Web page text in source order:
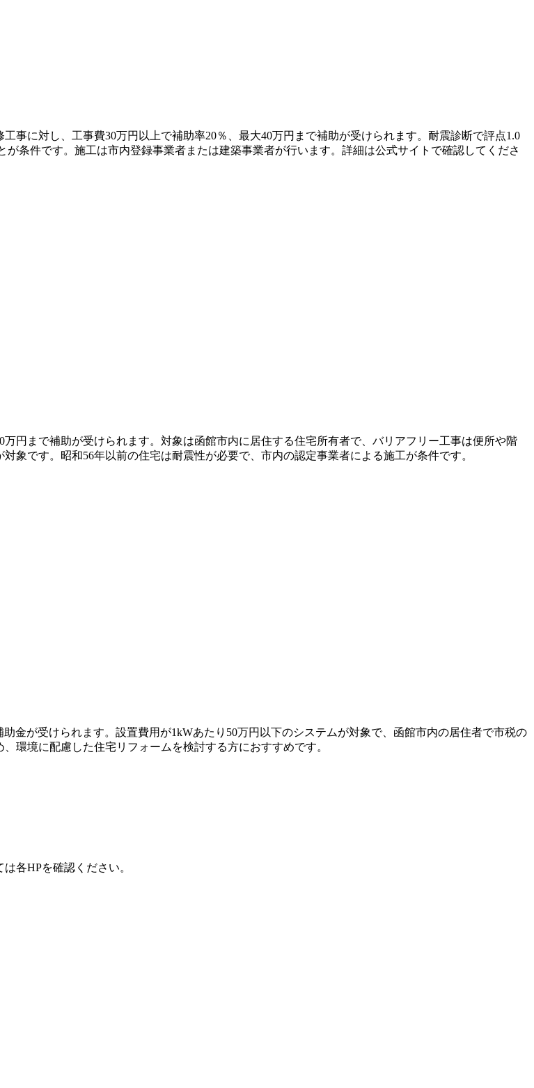
事に対し、工事費30万円以上で補助率20％、最大40万円まで補助が受けられます。耐震診断で評点1.0
条件です。施工は市内登録事業者または建築事業者が行います。詳細は公式サイトで確認してくださ
円まで補助が受けられます。対象は函館市内に居住する住宅所有者で、バリアフリー工事は便所や階
象です。昭和56年以前の住宅は耐震性が必要で、市内の認定事業者による施工が条件です。
金が受けられます。設置費用が1kWあたり50万円以下のシステムが対象で、函館市内の居住者で市税の
環境に配慮した住宅リフォームを検討する方におすすめです。
各HPを確認ください。